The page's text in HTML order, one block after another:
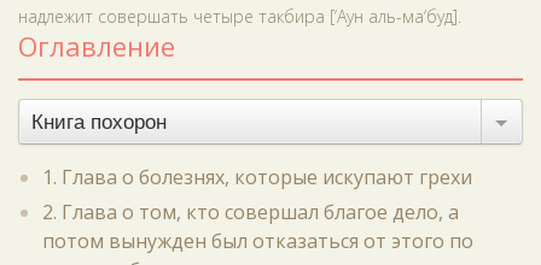
надлежит совершать четыре такбира [‘Аун аль-ма‘буд].
Оглавление
Книга похорон
1. Глава о болезнях, которые искупают грехи
2. Глава о том, кто совершал благое дело, а
потом вынужден был отказаться от этого по